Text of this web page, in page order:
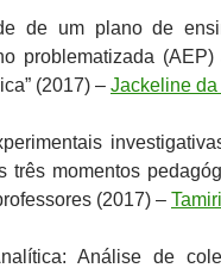
de um plano de
problematizada (AEP)
(2017) – Jackeline
três momentos
(2017) –
Análise de